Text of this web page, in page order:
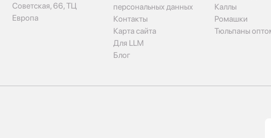
​Советская, 66, ТЦ
Европа
персональных данных
Контакты
Карта сайта
Для LLM
Блог
Каллы
Ромашки
Тюльпаны